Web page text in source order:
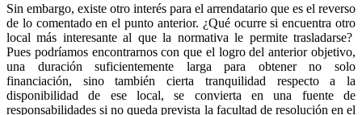
Sin embargo, existe otro interés para el arrendatario que es el reverso
de lo comentado en el punto anterior. ¿Qué ocurre si encuentra otro
local más interesante al que la normativa le permite trasladarse?
Pues podríamos encontrarnos con que el logro del anterior objetivo,
una duración suficientemente larga para obtener no solo
financiación, sino también cierta tranquilidad respecto a la
disponibilidad de ese local, se convierta en una fuente de
responsabilidades si no queda prevista la facultad de resolución en el